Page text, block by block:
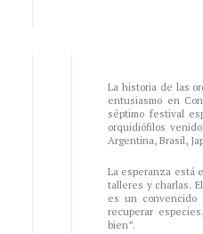
La historia de las
entusiasmo en
séptimo festival
orquidiófilos
Argentina, Brasil,
La esperanza está
talleres y charlas.
es un convencido
recuperar
bien”.